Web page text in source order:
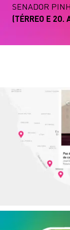
SENADOR
(TÉRREO E 2O.